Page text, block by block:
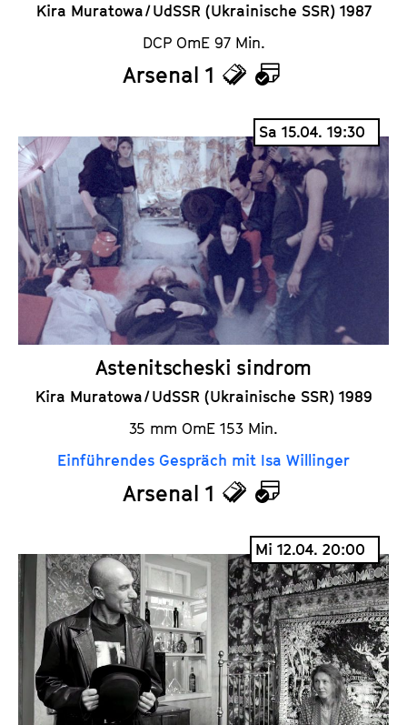
Kira Muratowa / UdSSR (Ukrainische SSR) 1987
DCP OmE 97 Min.
Arsenal 1
T
c
k
e
t
s
K
a
l
e
n
d
e
r
Sa 15.04. 19:30
Astenitscheski sindrom
Kira Muratowa / UdSSR (Ukrainische SSR) 1989
35 mm OmE 153 Min.
Einführendes Gespräch mit Isa Willinger
Arsenal 1
T
c
k
e
t
s
K
a
l
e
n
d
e
Mi 12.04. 20:00